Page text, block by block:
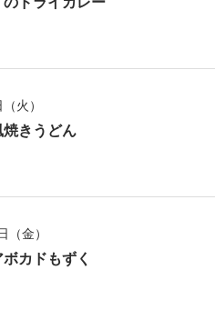
火）
きうどん
金）
カドもずく